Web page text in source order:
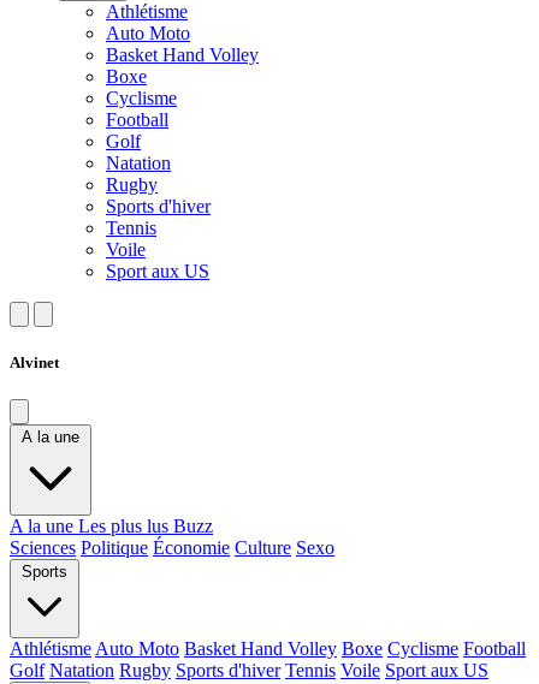
Athlétisme
Auto Moto
Basket Hand Volley
Boxe
Cyclisme
Football
Golf
Natation
Rugby
Sports d'hiver
Tennis
Voile
Sport aux US
Alvinet
A la une
A la une Les plus lus Buzz
Sciences Politique Économie Culture Sexo
Sports
Athlétisme Auto Moto Basket Hand Volley Boxe Cyclisme Football
Golf Natation Rugby Sports d'hiver Tennis Voile Sport aux US